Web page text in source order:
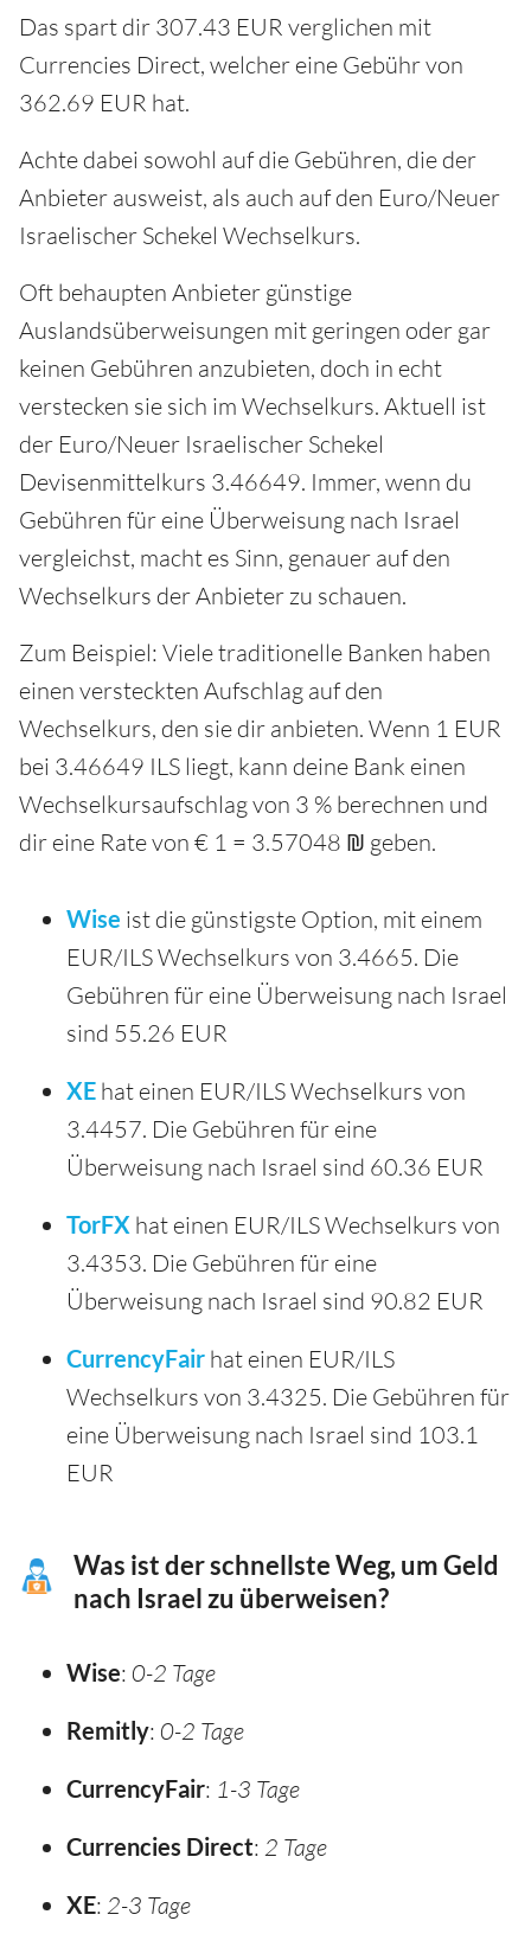
Das spart dir 307.43 EUR verglichen mit
Currencies Direct, welcher eine Gebühr von
362.69 EUR hat.
Achte dabei sowohl auf die Gebühren, die der
Anbieter ausweist, als auch auf den Euro/Neuer
Israelischer Schekel Wechselkurs.
Oft behaupten Anbieter günstige
Auslandsüberweisungen mit geringen oder gar
keinen Gebühren anzubieten, doch in echt
verstecken sie sich im Wechselkurs. Aktuell ist
der Euro/Neuer Israelischer Schekel
Devisenmittelkurs 3.46649. Immer, wenn du
Gebühren für eine Überweisung nach Israel
vergleichst, macht es Sinn, genauer auf den
Wechselkurs der Anbieter zu schauen.
Zum Beispiel: Viele traditionelle Banken haben
einen versteckten Aufschlag auf den
Wechselkurs, den sie dir anbieten. Wenn 1 EUR
bei 3.46649 ILS liegt, kann deine Bank einen
Wechselkursaufschlag von 3 % berechnen und
dir eine Rate von € 1 = 3.57048 ₪ geben.
Wise ist die günstigste Option, mit einem
EUR/ILS Wechselkurs von 3.4665. Die
Gebühren für eine Überweisung nach Israel
sind 55.26 EUR
XE hat einen EUR/ILS Wechselkurs von
3.4457. Die Gebühren für eine
Überweisung nach Israel sind 60.36 EUR
TorFX hat einen EUR/ILS Wechselkurs von
3.4353. Die Gebühren für eine
Überweisung nach Israel sind 90.82 EUR
CurrencyFair hat einen EUR/ILS
Wechselkurs von 3.4325. Die Gebühren für
eine Überweisung nach Israel sind 103.1
EUR
Was ist der schnellste Weg, um Geld
nach Israel zu überweisen?
Wise: 0-2 Tage
Remitly: 0-2 Tage
CurrencyFair: 1-3 Tage
Currencies Direct: 2 Tage
XE: 2-3 Tage